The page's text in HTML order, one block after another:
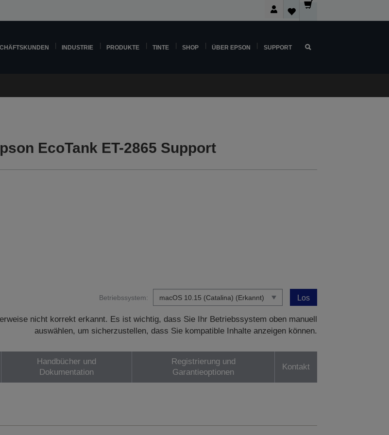
INDUSTRIE PRODUKTE TINTE SHOP ÜBER EPSON SUPPORT
EcoTank ET-2865 Support
Betriebssystem: Los
nicht korrekt erkannt. Es ist wichtig, dass Sie Ihr Betriebssystem oben manuell
auswählen, um sicherzustellen, dass Sie kompatible Inhalte anzeigen können.
Handbücher und
Dokumentation
Registrierung und
Garantieoptionen
Kontakt